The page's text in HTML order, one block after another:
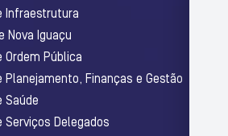
Infraestrutura
Nova Iguaçu
Ordem Pública
Planejamento, Finanças e Gestão
Saúde
Serviços Delegados